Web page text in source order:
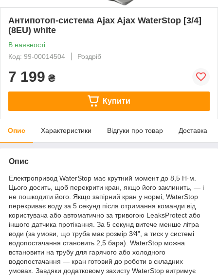
Антипотоп-система Ajax Ajax WaterStop [3/4]
(8EU) white
В наявності
Код: 99-00014504
Роздріб
7 199 ₴
Купити
Опис Характеристики Відгуки про товар Доставка
Опис
Електропривод WaterStop має крутний момент до 8,5 Н·м.
Цього досить, щоб перекрити кран, якщо його заклинить, — і
не пошкодити його. Якщо запірний кран у нормі, WaterStop
перекриває воду за 5 секунд після отримання команди від
користувача або автоматично за тривогою LeaksProtect або
іншого датчика протікання. За 5 секунд витече менше літра
води (за умови, що труба має розмір 3⁄4", а тиск у системі
водопостачання становить 2,5 бара). WaterStop можна
встановити на трубу для гарячого або холодного
водопостачання — кран готовий до роботи в складних
умовах. Завдяки додатковому захисту WaterStop витримує